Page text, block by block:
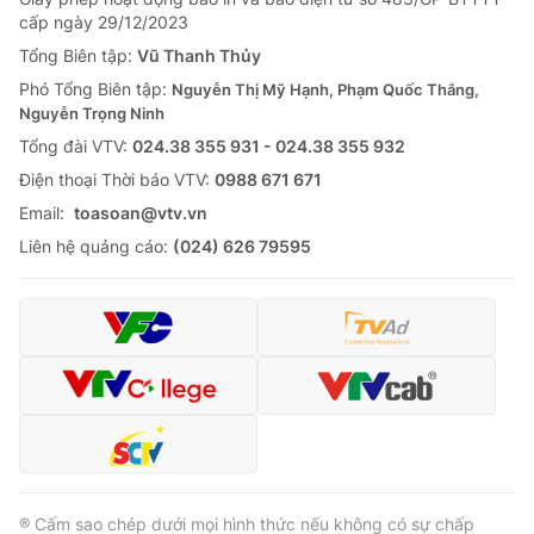
Sản phẩm
Thị trường
Tư vấn
Lịch phát sóng
Chuyên mục khác
Emagazine
Shorts video
VTV Thể thao
cấp ngày 29/12/2023
Tổng Biên tập: Vũ Thanh Thủy
Phó Tổng Biên tập: Nguyễn Thị Mỹ Hạnh, Phạm Quốc Thắng,
Nguyễn Trọng Ninh
Tổng đài VTV: 024.38 355 931 - 024.38 355 932
Ðiện thoại Thời báo VTV: 0988 671 671
Email: toasoan@vtv.vn
Liên hệ quảng cáo: (024) 626 79595
® Cấm sao chép dưới mọi hình thức nếu không có sự chấp